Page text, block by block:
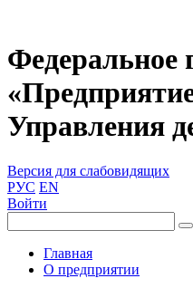
Федеральное
Управления
Версия для слабовидящих
РУС EN
Войти
Главная
О предприятии